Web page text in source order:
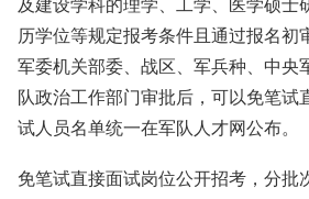
及建设学科的理学、工学、医学硕士
历学位等规定报考条件且通过报名初
军委机关部委、战区、军兵种、中央
队政治工作部门审批后，可以免笔试
试人员名单统一在军队人才网公布。
免笔试直接面试岗位公开招考，分批